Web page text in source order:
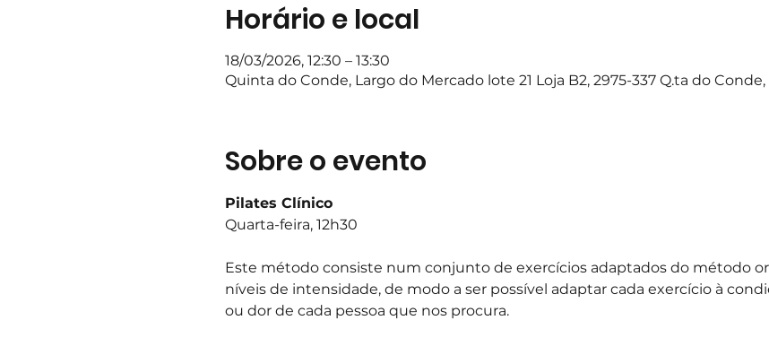
Horário e local
18/03/2026, 12:30 – 13:30
Quinta do Conde, Largo do Mercado lote 21 Loja B2, 2975-337 Q.ta do
Sobre o evento
Pilates Clínico
Quarta-feira, 12h30
Este método consiste num conjunto de exercícios adaptados do método
níveis de intensidade, de modo a ser possível adaptar cada exercício à
ou dor de cada pessoa que nos procura.